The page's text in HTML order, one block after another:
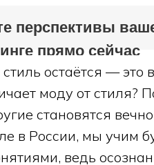
перспективы
прямо сейчас
остаётся —
моду от стиля?
становятся
в России, мы учим
ведь